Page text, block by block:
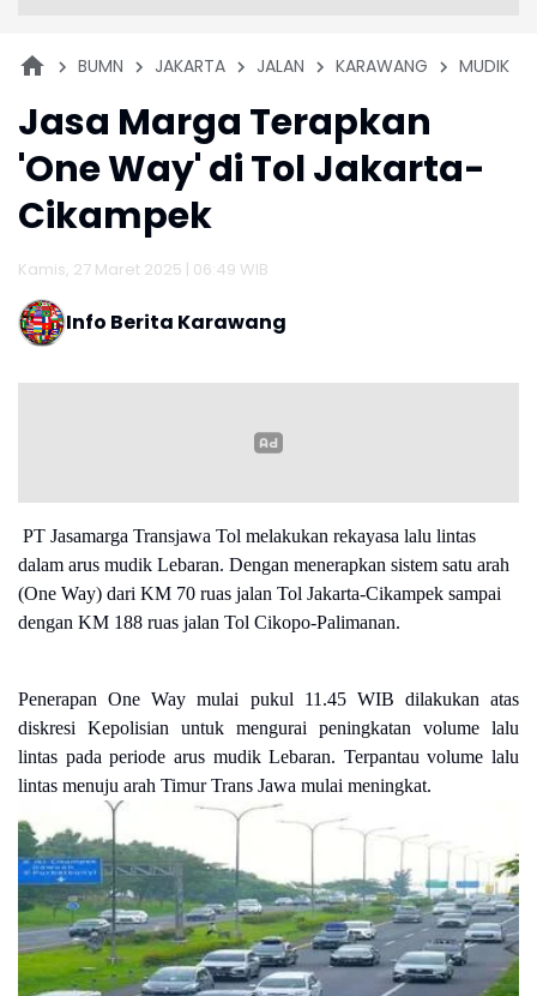
BUMN JAKARTA JALAN KARAWANG MUDIK
Jasa Marga Terapkan
'One Way' di Tol Jakarta-
Cikampek
Kamis, 27 Maret 2025 | 06:49 WIB
Info Berita Karawang
PT Jasamarga Transjawa Tol melakukan rekayasa lalu lintas
dalam arus mudik Lebaran. Dengan menerapkan sistem satu arah
(One Way) dari KM 70 ruas jalan Tol Jakarta-Cikampek sampai
dengan KM 188 ruas jalan Tol Cikopo-Palimanan.
Penerapan One Way mulai pukul 11.45 WIB dilakukan atas
diskresi Kepolisian untuk mengurai peningkatan volume lalu
lintas pada periode arus mudik Lebaran. Terpantau volume lalu
lintas menuju arah Timur Trans Jawa mulai meningkat.